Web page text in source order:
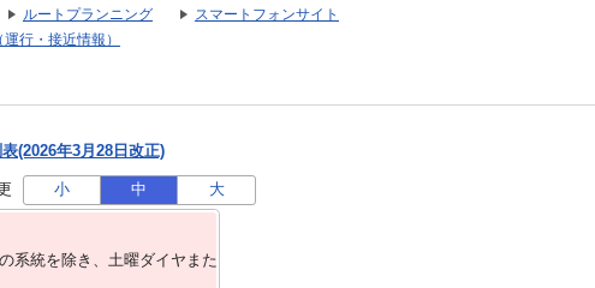
ルートプランニング
スマートフォンサイト
行・接近情報）
(2026年3月28日改正)
小 中 大
系統を除き、⼟曜ダイヤまた